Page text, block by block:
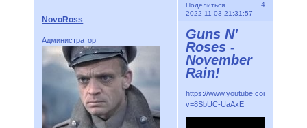
Поделиться
4
2022-11-03 21:31:57
NovoRoss
Администратор
Guns N'
Roses -
November
Rain!
https://www.youtube.com/watch?
v=8SbUC-UaAxE